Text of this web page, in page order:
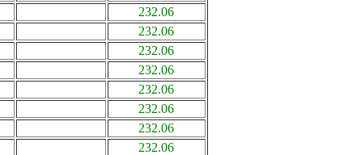
232.06
232.06
232.06
232.06
232.06
232.06
232.06
232.06